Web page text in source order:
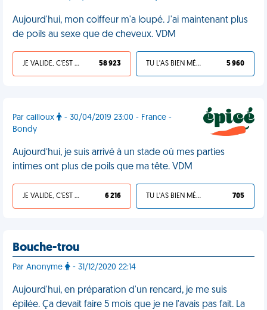
Aujourd'hui, mon coiffeur m'a loupé. J'ai maintenant plus
de poils au sexe que de cheveux. VDM
JE VALIDE, C'EST UNE VDM 58 923 TU L'AS BIEN MÉRITÉ 5 960
Par cailloux
- 30/04/2019 23:00 - France -
Bondy
Aujourd’hui, je suis arrivé à un stade où mes parties
intimes ont plus de poils que ma tête. VDM
JE VALIDE, C'EST UNE VDM 6 216 TU L'AS BIEN MÉRITÉ 705
Bouche-trou
Par Anonyme - 31/12/2020 22:14
Aujourd'hui, en préparation d'un rencard, je me suis
épilée. Ça devait faire 5 mois que je ne l'avais pas fait. La